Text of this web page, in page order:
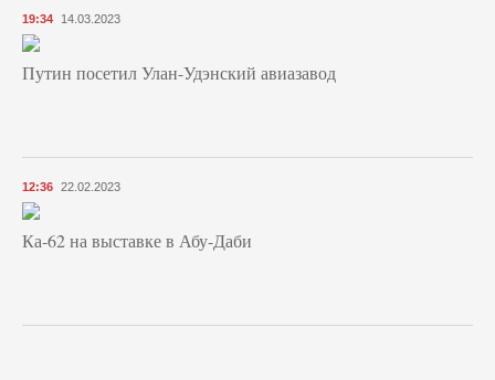
19:34 14.03.2023
Путин посетил Улан-Удэнский авиазавод
12:36 22.02.2023
Ка-62 на выставке в Абу-Даби